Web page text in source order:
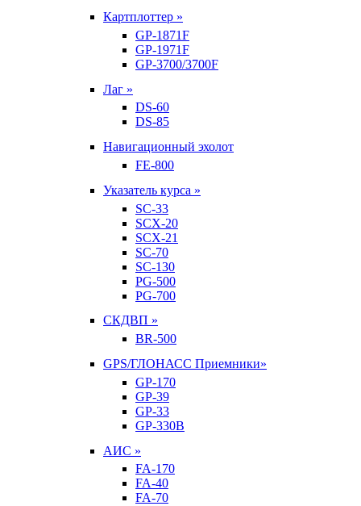
Картплоттер »
GP-1871F
GP-1971F
GP-3700/3700F
Лаг »
DS-60
DS-85
Навигационный эхолот
FE-800
Указатель курса »
SC-33
SCX-20
SCX-21
SC-70
SC-130
PG-500
PG-700
СКДВП »
BR-500
GPS/ГЛОНАСС Приемники»
GP-170
GP-39
GP-33
GP-330B
АИС »
FA-170
FA-40
FA-70